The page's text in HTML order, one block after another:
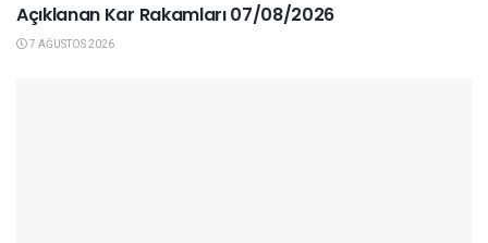
Açıklanan Kar Rakamları 07/08/2026
7 AĞUSTOS 2026